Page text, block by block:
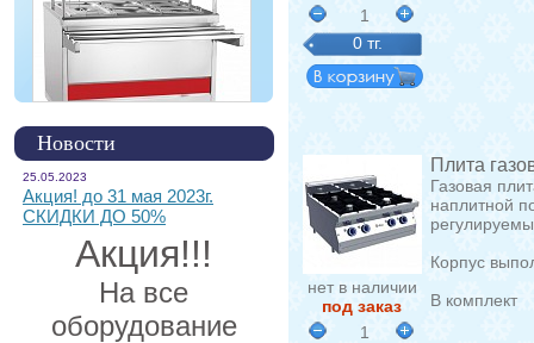
Новости
25.05.2023
Акция! до 31 мая 2023г.
СКИДКИ ДО 50%
Акция!!!
На все
оборудование
1
0 тг.
нет в наличии
под заказ
1
Плита
Газовая
наплитной
Корпус
В комплект